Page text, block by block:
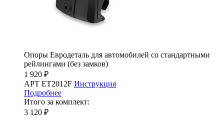
Опоры Евродеталь для автомобилей со стандартными
рейлингами (без замков)
1 920 ₽
АРТ ET2012F Инструкция
Подробнее
Итого за комплект:
3 120 ₽